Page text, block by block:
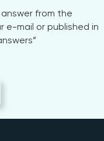
from the
e-mail or published in